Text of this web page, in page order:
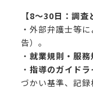
【8〜30日：調査
・外部弁護士等に
告）。
・ 就業規則・服務
・ 指導のガイドラ
づかい基準、記録